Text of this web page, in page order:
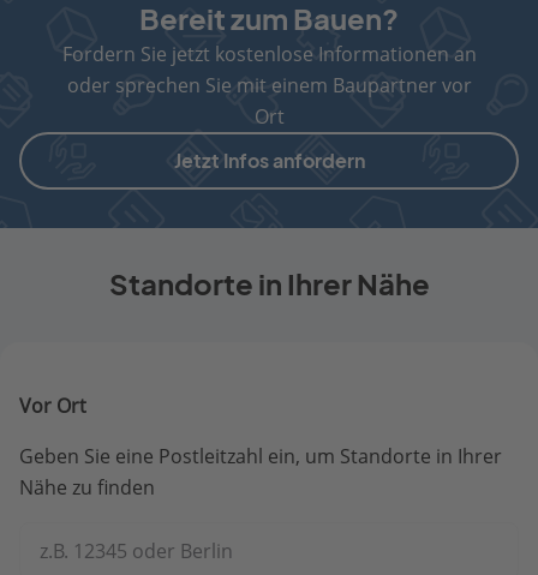
Bereit zum Bauen?
Fordern Sie jetzt kostenlose Informationen an
oder sprechen Sie mit einem Baupartner vor
Ort
Jetzt Infos anfordern
Standorte in Ihrer Nähe
Vor Ort
Geben Sie eine Postleitzahl ein, um Standorte in Ihrer
Nähe zu finden
z.B. 12345 oder Berlin